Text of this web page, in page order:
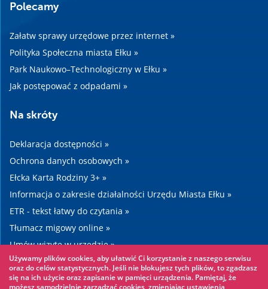
Polecamy
Załatw sprawy urzędowe przez internet »
Polityka Społeczna miasta Ełku »
Park Naukowo–Technologiczny w Ełku »
Jak postępować z odpadami »
Na skróty
Deklaracja dostępności »
Ochrona danych osobowych »
Ełcka Karta Rodziny 3+ »
Informacja o zakresie działalności Urzędu Miasta Ełku »
ETR - tekst łatwy do czytania »
Tłumacz migowy online »
Umów wizytę w urzędzie »
Drogi »
Używamy plików cookies, aby ułatwić Ci korzystanie z naszego serwisu
oraz do celów statystycznych. Jeśli nie blokujesz tych plików, to zgadzasz
się na ich użycie oraz zapisanie w pamięci urządzenia. Pamiętaj, że
możesz samodzielnie zarządzać cookies, zmieniając ustawienia